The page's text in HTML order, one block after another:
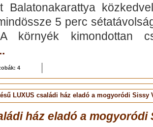
Balatonakarattya
5 perc
környék kimondottan
4
ház eladó a